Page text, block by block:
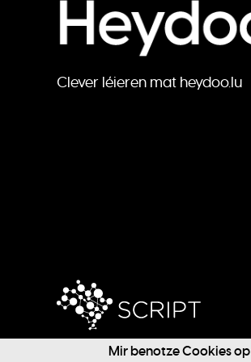
Clever léieren mat heydoo.lu
@ 2024 SCRIPT / Heydoo
Mir benotze Cookies